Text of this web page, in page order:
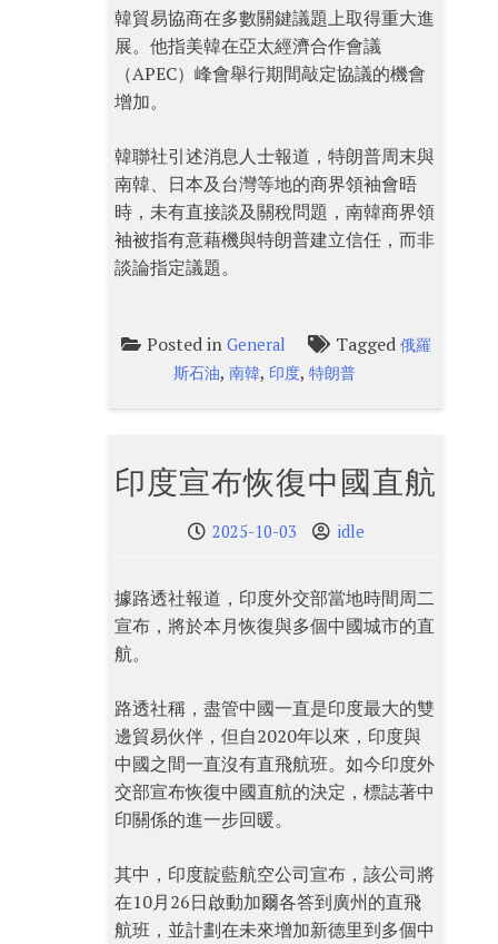
韓貿易協商在多數關鍵議題上取得重大進
展。他指美韓在亞太經濟合作會議
（APEC）峰會舉行期間敲定協議的機會
增加。
韓聯社引述消息人士報道，特朗普周末與
南韓、日本及台灣等地的商界領袖會晤
時，未有直接談及關稅問題，南韓商界領
袖被指有意藉機與特朗普建立信任，而非
談論指定議題。
Posted in General Tagged 俄羅
斯石油,南韓, 印度,特朗普
印度宣布恢復中國直航
2025-10-03 idle
據路透社報道，印度外交部當地時間周二
宣布，將於本月恢復與多個中國城市的直
航。
路透社稱，盡管中國一直是印度最大的雙
邊貿易伙伴，但自2020年以來，印度與
中國之間一直沒有直飛航班。如今印度外
交部宣布恢復中國直航的決定，標誌著中
印關係的進一步回暖。
其中，印度靛藍航空公司宣布，該公司將
在10月26日啟動加爾各答到廣州的直飛
航班，並計劃在未來增加新德里到多個中